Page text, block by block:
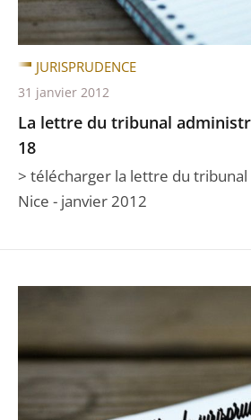
La lettre du tribunal
18
> télécharger la lettre du
Nice - janvier 2012
JURISPRUDENCE
31 janvier 2012